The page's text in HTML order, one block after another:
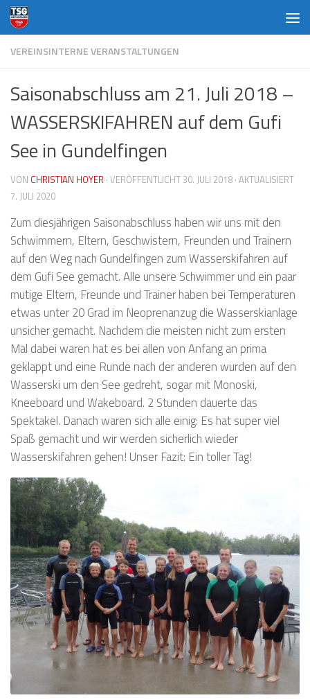
Zum Inhalt springen
VEREINSINTERNE VERANSTALTUNGEN
Saisonabschluss am 21. Juli 2018 –
WASSERSKIFAHREN auf dem Gufi
See in Gundelfingen
VON CHRISTIAN HOYER · VERÖFFENTLICHT 30. JULI 2018 · AKTUALISIERT
7. JULI 2020
Zum diesjährigen Saisonabschluss haben wir uns mit den
Schwimmern, Eltern, Geschwistern, Freunden und Trainern
auf den Weg nach Gundelfingen zum Wasserskifahren auf
dem Gufi See gemacht. Alle unsere Schwimmer und ein paar
mutige Eltern, Freunde und Trainer haben bei Temperaturen
etwas unter 20 Grad im Neoprenanzug die Wasserskianlage
unsicher gemacht. Nachdem die meisten nicht zum ersten
Mal dabei waren hat es bei allen von Anfang an prima
geklappt und eine Runde nach der anderen wurden auf den
Wasserski um den See gedreht, sogar mit Monoski,
Kneeboard und Wakeboard. 2 Stunden dauerte das
Spektakel. Danach waren sich alle einig: Es hat super viel
Spaß gemacht und wir werden sicherlich wieder
Wasserskifahren gehen! Unser Fazit: Ein toller Tag!